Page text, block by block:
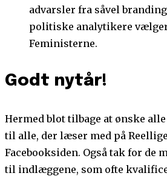
advarsler fra såvel
politiske analytikere
Feministerne.
Godt nytår!
Hermed blot tilbage at ønske
til alle, der læser med på
Facebooksiden. Også tak for de
til indlæggene, som ofte